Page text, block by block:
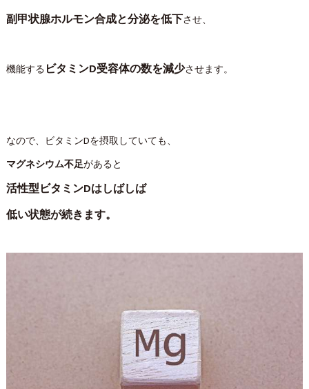
副甲状腺ホルモン合成と分泌を低下させ、
機能するビタミンD受容体の数を減少させます。
なので、ビタミンDを摂取していても、
マグネシウム不足があると
活性型ビタミンDはしばしば
低い状態が続きます。